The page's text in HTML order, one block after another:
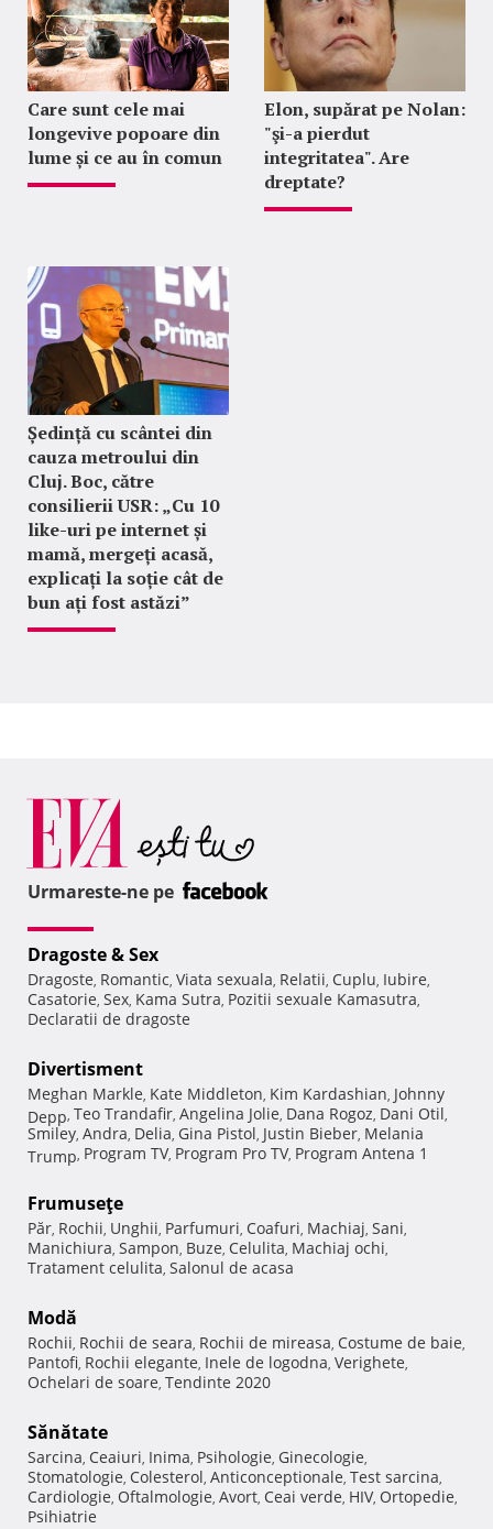
Care sunt cele mai
longevive popoare din
lume și ce au în comun
Elon, supărat pe Nolan:
"şi-a pierdut
integritatea". Are
dreptate?
Ședință cu scântei din
cauza metroului din
Cluj. Boc, către
consilierii USR: „Cu 10
like-uri pe internet și
mamă, mergeți acasă,
explicați la soție cât de
bun ați fost astăzi”
Urmareste-ne pe
Dragoste & Sex
Dragoste, Romantic, Viata sexuala, Relatii, Cuplu, Iubire,
Casatorie, Sex, Kama Sutra, Pozitii sexuale Kamasutra,
Declaratii de dragoste
Divertisment
Meghan Markle, Kate Middleton, Kim Kardashian, Johnny
Depp, Teo Trandafir, Angelina Jolie, Dana Rogoz, Dani Otil,
Smiley, Andra, Delia, Gina Pistol, Justin Bieber, Melania
Trump, Program TV, Program Pro TV, Program Antena 1
Frumuseţe
Păr, Rochii, Unghii, Parfumuri, Coafuri, Machiaj, Sani,
Manichiura, Sampon, Buze, Celulita, Machiaj ochi,
Tratament celulita, Salonul de acasa
Modă
Rochii, Rochii de seara, Rochii de mireasa, Costume de baie,
Pantofi, Rochii elegante, Inele de logodna, Verighete,
Ochelari de soare, Tendinte 2020
Sănătate
Sarcina, Ceaiuri, Inima, Psihologie, Ginecologie,
Stomatologie, Colesterol, Anticonceptionale, Test sarcina,
Cardiologie, Oftalmologie, Avort, Ceai verde, HIV, Ortopedie,
Psihiatrie